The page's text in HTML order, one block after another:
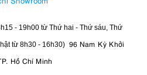
- 19h00 từ Thứ hai - Thứ sáu, Thứ
từ 8h30 - 16h30) 96 Nam Kỳ Khởi
Hồ Chí Minh